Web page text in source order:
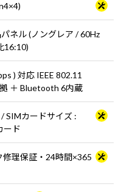
ネル (ノングレア / 60Hz
16:10)
) 対応 IEEE 802.11
＋ Bluetooth 6内蔵
SIMカードサイズ :
ード
理保証・24時間×365